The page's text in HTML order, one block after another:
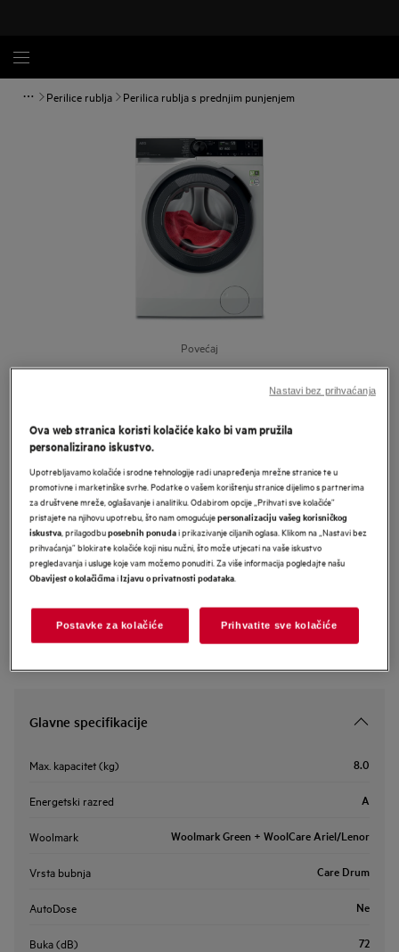
Perilice rublja Perilica rublja s prednjim punjenjem
Povećaj
AEG 8000 Series perilica rublja
kapaciteta 8 kg i 1600 okretaja
Informacijski list proizvoda
Sigurnosne upute i sigurnosna upozorenja prema EU regulativi
Za sigurno korištenje proizvoda pročitajte cijeli korisnički
priručnik.
Glavne specifikacije
Max. kapacitet (kg) 8.0
Energetski razred A
Woolmark Woolmark Green + WoolCare Ariel/Lenor
Vrsta bubnja Care Drum
AutoDose Ne
Buka (dB) 72
Ova web stranica koristi kolačiće kako bi vam pružila
personalizirano iskustvo.
Upotrebljavamo kolačiće i srodne tehnologije radi unapređenja mrežne stranice te u
promotivne i marketinške svrhe. Podatke o vašem korištenju stranice dijelimo s partnerima
za društvene mreže, oglašavanje i analitiku. Odabirom opcije „Prihvati sve kolačiće”
pristajete na njihovu upotrebu, što nam omogućujepersonalizaciju vašeg korisničkog
iskustva, prilagodbuposebnih ponudai prikazivanje ciljanih oglasa. Klikom na „Nastavi bez
prihvaćanja” blokirate kolačiće koji nisu nužni, što može utjecati na vaše iskustvo
pregledavanja i usluge koje vam možemo ponuditi. Za više informacija pogledajte našu
Obavijest o kolačićimaiIzjavu o privatnosti podataka.
Postavke za kolačiće Prihvatite sve kolačiće
Nastavi bez prihvaćanja